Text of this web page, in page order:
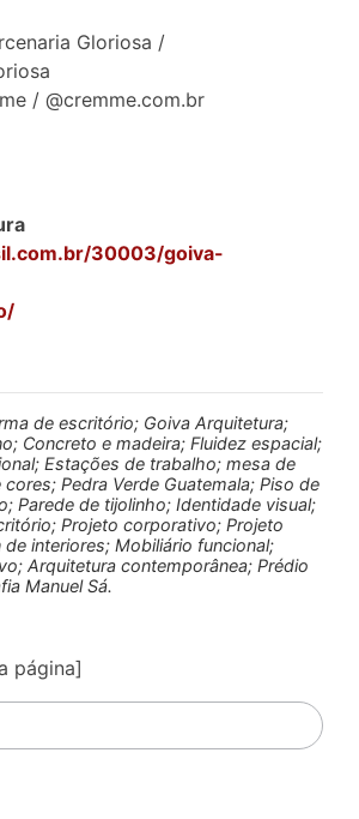
Gloriosa /
/ @cremme.com.br
30003/goiva-
de escritório; Goiva Arquitetura;
Concreto e madeira; Fluidez espacial;
Estações de trabalho; mesa de
Pedra Verde Guatemala; Piso de
Parede de tijolinho; Identidade visual;
Projeto corporativo; Projeto
interiores; Mobiliário funcional;
Arquitetura contemporânea; Prédio
Manuel Sá.
página]